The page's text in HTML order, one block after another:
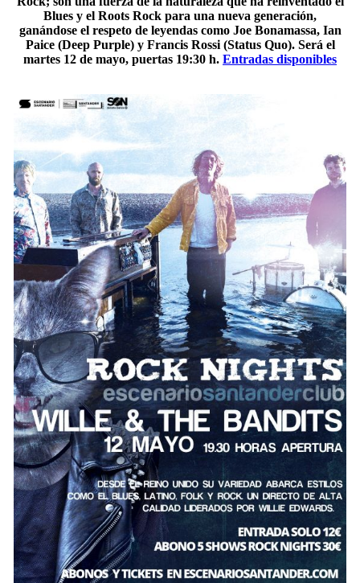
Blues y el Roots Rock para una nueva generación,
ganándose el respeto de leyendas como Joe Bonamassa, Ian
Paice (Deep Purple) y Francis Rossi (Status Quo). Será el
martes 12 de mayo, puertas 19:30 h. Entradas disponibles